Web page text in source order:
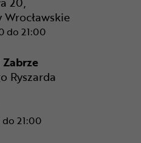
do 21:00
Wrocław - CH Aleja
Zabrze
Ryszarda
21:00
Zabrze - M1 Zabrze